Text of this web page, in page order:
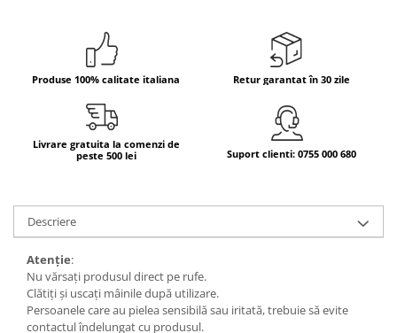
Panettone cozonac italian,
Pandoro si Balocco
Produse fara gluten
Produse de panificatie
Produse de patiserie
Produse 100% calitate italiana Retur garantat în 30 zile
Livrare gratuita la comenzi de
peste 500 lei
Suport clienti: 0755 000 680
Descriere
Atenție:
Nu vărsați produsul direct pe rufe.
Clătiți și uscați mâinile după utilizare.
Persoanele care au pielea sensibilă sau iritată, trebuie să evite
contactul îndelungat cu produsul.